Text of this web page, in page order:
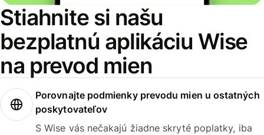
Stiahnite si našu
bezplatnú aplikáciu Wise
na prevod mien
Porovnajte podmienky prevodu mien u ostatných
poskytovateľov
S Wise vás nečakajú žiadne skryté poplatky, iba